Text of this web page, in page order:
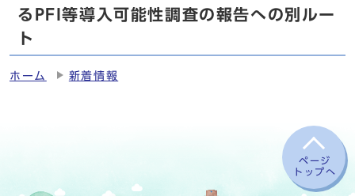
るPFI等導入可能性調査の報告への別ルー
ト
ホーム 新着情報
ページ
トップへ